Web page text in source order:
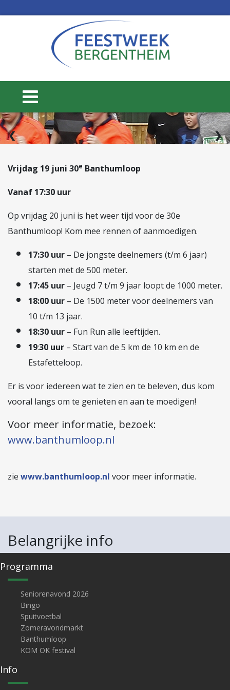
15 t/m 20 juni
WEEK 25
❮ ❯
Vrijdag 19 juni 30e Banthumloop
Vanaf 17:30 uur
Op vrijdag 20 juni is het weer tijd voor de 30e
Banthumloop! Kom mee rennen of aanmoedigen.
17:30 uur – De jongste deelnemers (t/m 6 jaar)
starten met de 500 meter.
17:45 uur – Jeugd 7 t/m 9 jaar loopt de 1000 meter.
18:00 uur – De 1500 meter voor deelnemers van
10 t/m 13 jaar.
18:30 uur – Fun Run alle leeftijden.
19:30 uur – Start van de 5 km de 10 km en de
Estafetteloop.
Er is voor iedereen wat te zien en te beleven, dus kom
vooral langs om te genieten en aan te moedigen!
Voor meer informatie, bezoek:
www.banthumloop.nl
zie www.banthumloop.nl voor meer informatie.
Belangrijke info
Programma
Seniorenavond 2026
Bingo
Spuitvoetbal
Zomeravondmarkt
Banthumloop
KOM OK festival
Info